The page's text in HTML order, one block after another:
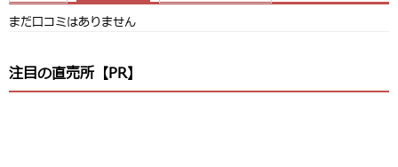
まだ口コミはありません
注目の直売所【PR】